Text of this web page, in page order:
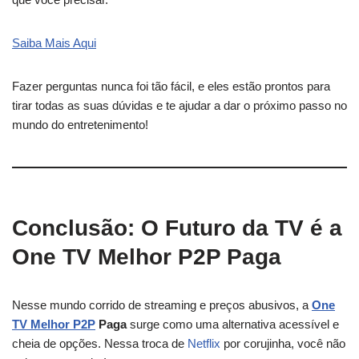
Saiba Mais Aqui
Fazer perguntas nunca foi tão fácil, e eles estão prontos para
tirar todas as suas dúvidas e te ajudar a dar o próximo passo no
mundo do entretenimento!
Conclusão: O Futuro da TV é a
One TV Melhor P2P Paga
Nesse mundo corrido de streaming e preços abusivos, a One
TV Melhor P2P Pagasurge como uma alternativa acessível e
cheia de opções. Nessa troca de Netflix por corujinha, você não